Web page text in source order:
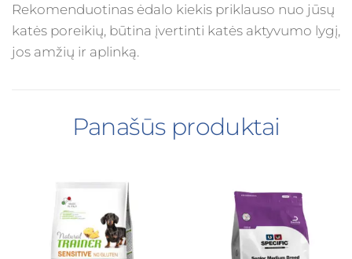
Rekomenduotinas ėdalo kiekis priklauso nuo jūsų
katės poreikių, būtina įvertinti katės aktyvumo lygį,
jos amžių ir aplinką.
Panašūs produktai